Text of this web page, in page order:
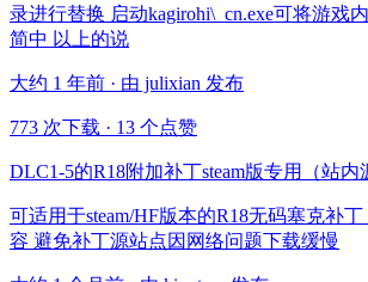
录进行替换 启动kagirohi\_cn.exe可将游戏
简中 以上的说
大约 1 年前 · 由 julixian 发布
773 次下载 · 13 个点赞
DLC1-5的R18附加补丁steam版专用（站内
可适用于steam/HF版本的R18无码塞克补
容 避免补丁源站点因网络问题下载缓慢